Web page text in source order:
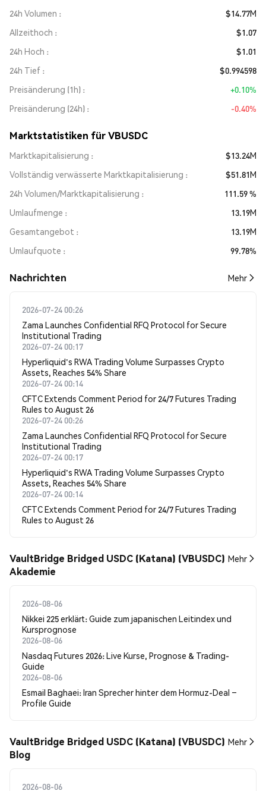
24h Volumen
$14.77M
Allzeithoch
$1.07
24h Hoch
$1.01
24h Tief
$0.994598
Preisänderung (1h)
+0.10%
Preisänderung (24h)
-0.40%
Marktstatistiken für VBUSDC
Marktkapitalisierung
$13.24M
Vollständig verwässerte Marktkapitalisierung
$51.81M
24h Volumen/Marktkapitalisierung
111.59 %
Umlaufmenge
13.19M
Gesamtangebot
13.19M
Umlaufquote
99.78%
Nachrichten Mehr
2026-07-24 00:26
Zama Launches Confidential RFQ Protocol for Secure
Institutional Trading
2026-07-24 00:17
Hyperliquid's RWA Trading Volume Surpasses Crypto
Assets, Reaches 54% Share
2026-07-24 00:14
CFTC Extends Comment Period for 24/7 Futures Trading
Rules to August 26
2026-07-24 00:26
Zama Launches Confidential RFQ Protocol for Secure
Institutional Trading
2026-07-24 00:17
Hyperliquid's RWA Trading Volume Surpasses Crypto
Assets, Reaches 54% Share
2026-07-24 00:14
CFTC Extends Comment Period for 24/7 Futures Trading
Rules to August 26
VaultBridge Bridged USDC (Katana) (VBUSDC)
Akademie
Mehr
2026-08-06
Nikkei 225 erklärt: Guide zum japanischen Leitindex und
Kursprognose
2026-08-06
Nasdaq Futures 2026: Live Kurse, Prognose & Trading-
Guide
2026-08-06
Esmail Baghaei: Iran Sprecher hinter dem Hormuz-Deal –
Profile Guide
VaultBridge Bridged USDC (Katana) (VBUSDC)
Blog
Mehr
2026-08-06